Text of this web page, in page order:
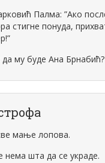
Палма: ”Ако
стигне понуда,
му буде Ана Брнабић?
мање лопова.
нема шта да се украде.